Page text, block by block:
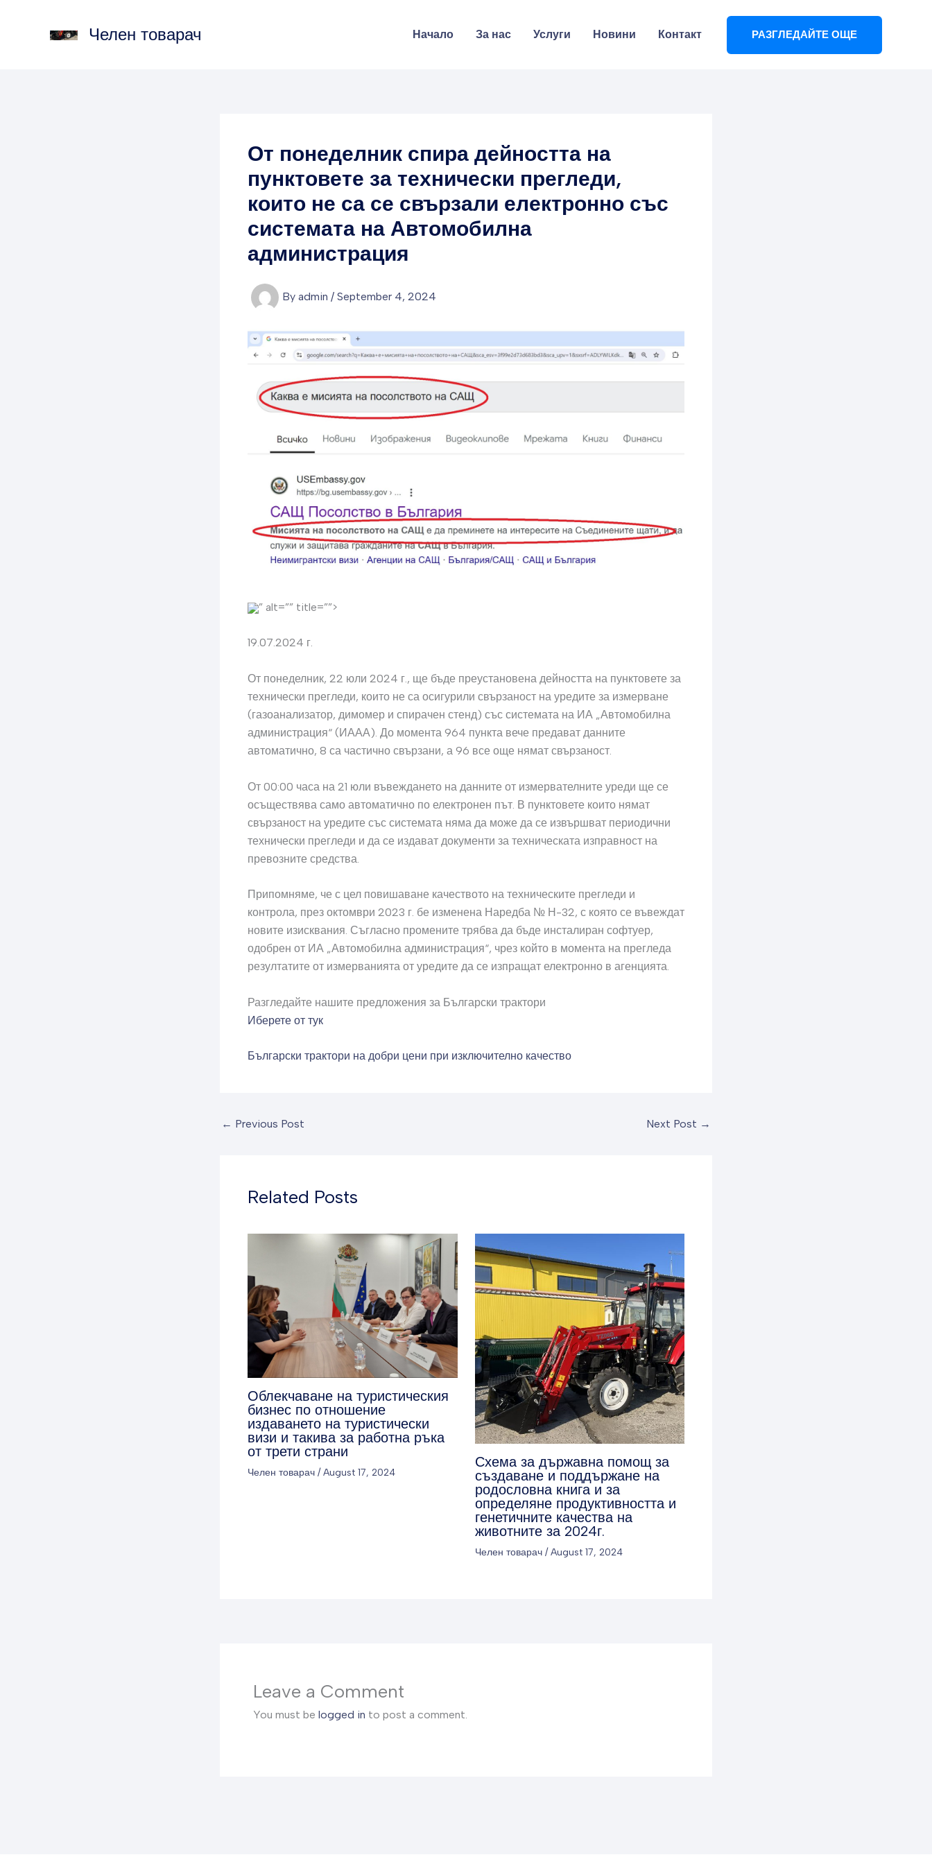
Челен товарач Начало За нас Услуги Новини Контакт РАЗГЛЕДАЙТЕ ОЩЕ
От понеделник спира дейността на
пунктовете за технически прегледи,
които не са се свързали електронно със
системата на Автомобилна
администрация
By admin / September 4, 2024
” alt=”” title=””>
19.07.2024 г.
От понеделник, 22 юли 2024 г., ще бъде преустановена дейността на пунктовете за
технически прегледи, които не са осигурили свързаност на уредите за измерване
(газоанализатор, димомер и спирачен стенд) със системата на ИА „Автомобилна
администрация“ (ИААА). До момента 964 пункта вече предават данните
автоматично, 8 са частично свързани, а 96 все още нямат свързаност.
От 00:00 часа на 21 юли въвеждането на данните от измервателните уреди ще се
осъществява само автоматично по електронен път. В пунктовете които нямат
свързаност на уредите със системата няма да може да се извършват периодични
технически прегледи и да се издават документи за техническата изправност на
превозните средства.
Припомняме, че с цел повишаване качеството на техническите прегледи и
контрола, през октомври 2023 г. бе изменена Наредба № Н-32, с която се въвеждат
новите изисквания. Съгласно промените трябва да бъде инсталиран софтуер,
одобрен от ИА „Автомобилна администрация“, чрез който в момента на прегледа
резултатите от измерванията от уредите да се изпращат електронно в агенцията.
Разгледайте нашите предложения за Български трактори
Иберете от тук
Български трактори на добри цени при изключително качество
← Previous Post Next Post →
Related Posts
Облекчаване на туристическия
бизнес по отношение
издаването на туристически
визи и такива за работна ръка
от трети страни
Челен товарач /August 17, 2024
Схема за държавна помощ за
създаване и поддържане на
родословна книга и за
определяне продуктивността и
генетичните качества на
животните за 2024г.
Челен товарач/August 17, 2024
Leave a Comment
You must be logged in to post a comment.